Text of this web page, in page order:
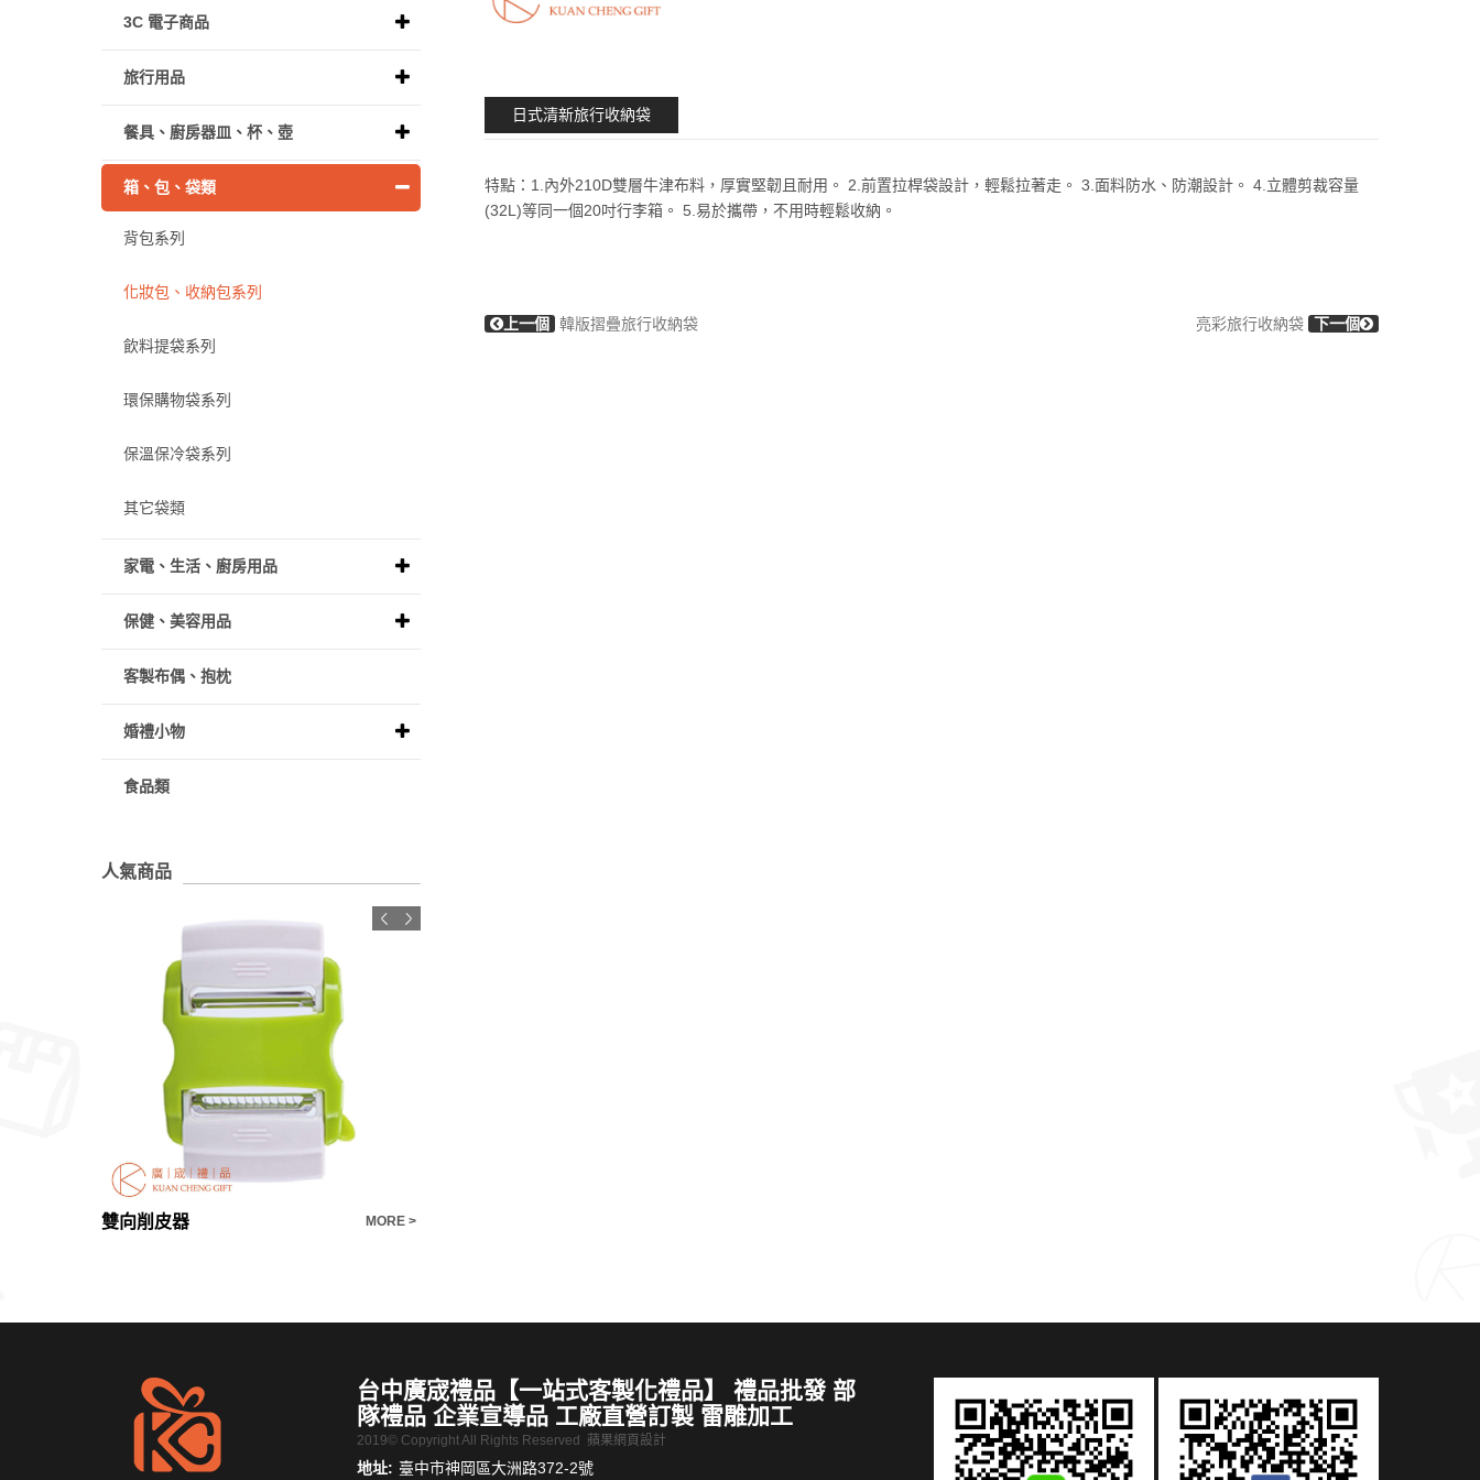
日式清新旅行收納袋
特點：1.內外210D雙層牛津布料，厚實堅韌且耐用。 2.前置拉桿袋設計，輕鬆拉著走。 3.面料防水、防潮設計。 4.立體剪裁容量
(32L)等同一個20吋行李箱。 5.易於攜帶，不用時輕鬆收納。
上一個 韓版摺疊旅行收納袋 亮彩旅行收納袋 下一個
3C 電子商品
旅行用品
餐具、廚房器皿、杯、壺
箱、包、袋類
背包系列
化妝包、收納包系列
飲料提袋系列
環保購物袋系列
保溫保冷袋系列
其它袋類
家電、生活、廚房用品
保健、美容用品
客製布偶、抱枕
婚禮小物
食品類
人氣商品
雙向削皮器 MORE >
台中廣宬禮品【一站式客製化禮品】 禮品批發 部
隊禮品 企業宣導品 工廠直營訂製 雷雕加工
2019© Copyright All Rights Reserved 蘋果網頁設計
地址: 臺中市神岡區大洲路372-2號